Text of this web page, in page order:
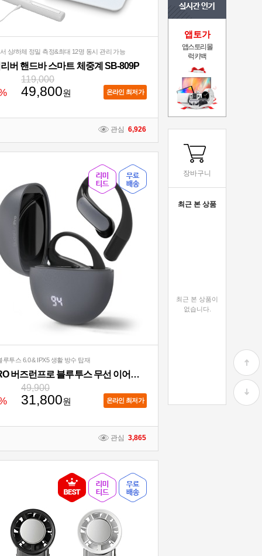
관심 6,926
상/하체 정밀 측정&최대 12명 동시 관리 가능
버 핸드바 스마트 체중계 SB-809P
119,000
49,800원 온라인 최저가
관심 3,865
루투스 6.0 & IPX5 생활 방수 탑재
ACRO 버즈런프로 블루투스 무선 이어폰 AE-201
49,900
31,800원 온라인 최저가
앱토가
앱스토리몰
럭키백
장바구니
최근 본 상품
최근 본 상품이
없습니다.